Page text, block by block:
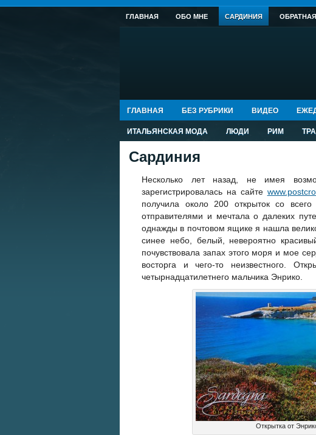
ГЛАВНАЯ ОБО МНЕ САРДИНИЯ
ГЛАВНАЯ БЕЗ РУБРИКИ ВИДЕО
ИТАЛЬЯНСКАЯ МОДА
ЛЮДИ РИМ
Сардиния
Несколько лет назад, не имея
зарегистрировалась на сайте
получила около 200 открыток со
отправителями и мечтала о далеких
однажды в почтовом ящике я нашла
синее небо, белый, невероятно
почувствовала запах этого моря и мое
восторга и чего-то неизвестного.
четырнадцатилетнего мальчика Энрико.
Открытка от